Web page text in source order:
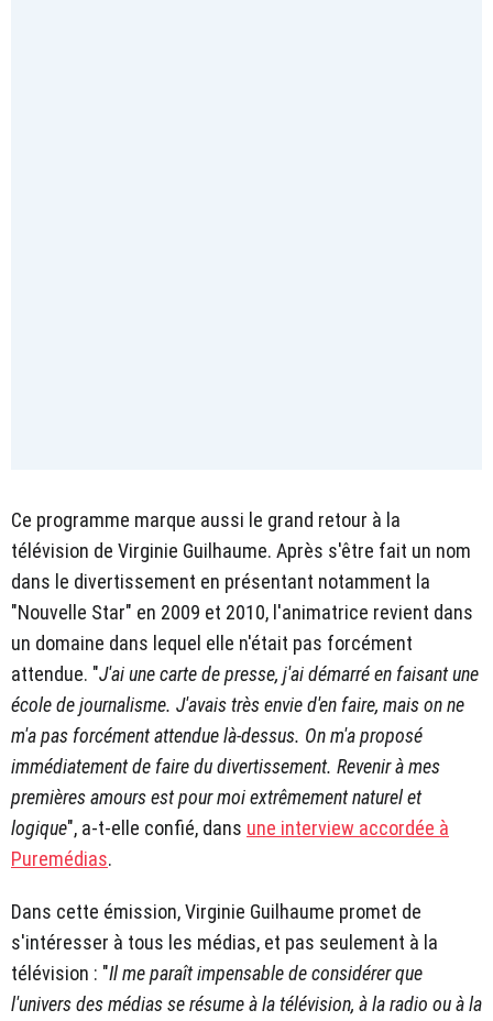
Ce programme marque aussi le grand retour à la
télévision de Virginie Guilhaume. Après s'être fait un nom
dans le divertissement en présentant notamment la
"Nouvelle Star" en 2009 et 2010, l'animatrice revient dans
un domaine dans lequel elle n'était pas forcément
attendue. "J'ai une carte de presse, j'ai démarré en faisant une
école de journalisme. J'avais très envie d'en faire, mais on ne
m'a pas forcément attendue là-dessus. On m'a proposé
immédiatement de faire du divertissement. Revenir à mes
premières amours est pour moi extrêmement naturel et
logique", a-t-elle confié, dans une interview accordée à
Puremédias.
Dans cette émission, Virginie Guilhaume promet de
s'intéresser à tous les médias, et pas seulement à la
télévision : "Il me paraît impensable de considérer que
l'univers des médias se résume à la télévision, à la radio ou à la